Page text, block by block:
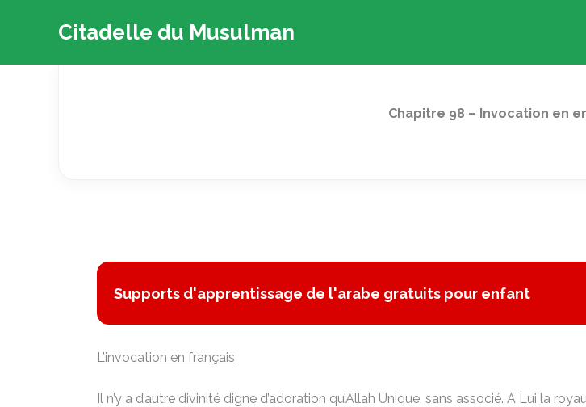
Citadelle du Musulman
Chapitre 98 – Invocation en
Supports d'apprentissage de l'arabe gratuits pour enfant
L’invocation en français
Il n’y a d’autre divinité digne d’adoration qu’Allah Unique, sans associé. A Lui la